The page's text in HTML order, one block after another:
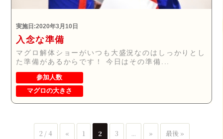
実施日:2020年3月10日
入念な準備
マグロ解体ショーがいつも大盛況なのはしっかりとし
た準備があるからです！ 今日はその準備...
参加人数
マグロの大きさ
2 / 4 « 1 2 3 ... » 最後 »